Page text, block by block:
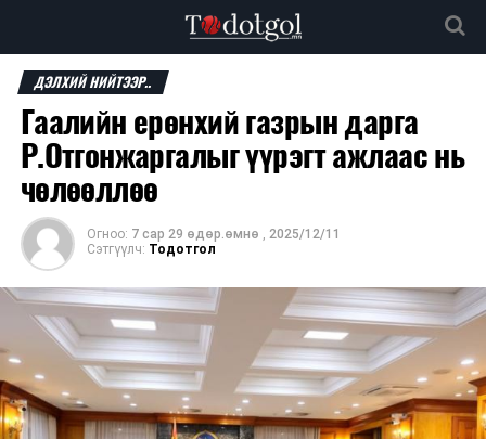
ДЭЛХИЙ НИЙТЭЭР..
Гаалийн ерөнхий газрын дарга
Р.Отгонжаргалыг үүрэгт ажлаас нь
чөлөөллөө
Огноо: 7 сар 29 өдөр.өмнө , 2025/12/11
Сэтгүүлч: Тодотгол